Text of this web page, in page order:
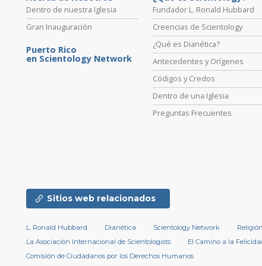
Dentro de nuestra Iglesia
Gran Inauguración
Puerto Rico
en Scientology Network
Fundador L. Ronald Hubbard
Creencias de Scientology
¿Qué es Dianética?
Antecedentes y Orígenes
Códigos y Credos
Dentro de una Iglesia
Preguntas Frecuentes
Sitios web relacionados
L. Ronald Hubbard Dianética Scientology Network
La Asociación Internacional de Scientologists
El Camino a la
Comisión de Ciudadanos por los Derechos Humanos